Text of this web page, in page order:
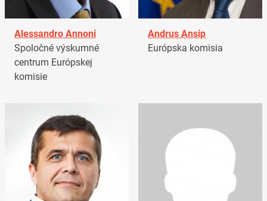
Alessandro Annoni
Spoločné výskumné
centrum Európskej
komisie
Andrus Ansip
Európska komisia